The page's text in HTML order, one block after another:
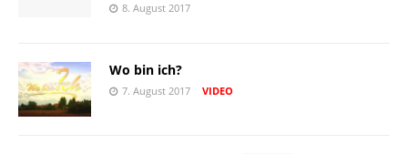
8. August 2017
Wo bin ich?
7. August 2017 VIDEO